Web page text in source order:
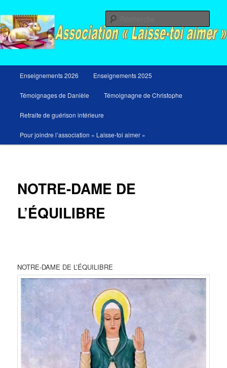
au
contenu
principal
principal
Enseignements 2026 Enseignements 2025
Témoignages de Danièle Témoignagne de Christophe
Retraite de guérison intérieure
Pour joindre l’association « Laisse-toi aimer »
NOTRE-DAME DE
L’ÉQUILIBRE
NOTRE-DAME DE L’ÉQUILIBRE